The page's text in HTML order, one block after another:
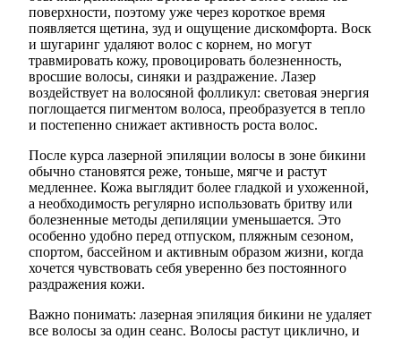
поверхности, поэтому уже через короткое время
появляется щетина, зуд и ощущение дискомфорта. Воск
и шугаринг удаляют волос с корнем, но могут
травмировать кожу, провоцировать болезненность,
вросшие волосы, синяки и раздражение. Лазер
воздействует на волосяной фолликул: световая энергия
поглощается пигментом волоса, преобразуется в тепло
и постепенно снижает активность роста волос.
После курса лазерной эпиляции волосы в зоне бикини
обычно становятся реже, тоньше, мягче и растут
медленнее. Кожа выглядит более гладкой и ухоженной,
а необходимость регулярно использовать бритву или
болезненные методы депиляции уменьшается. Это
особенно удобно перед отпуском, пляжным сезоном,
спортом, бассейном и активным образом жизни, когда
хочется чувствовать себя уверенно без постоянного
раздражения кожи.
Важно понимать: лазерная эпиляция бикини не удаляет
все волосы за один сеанс. Волосы растут циклично, и